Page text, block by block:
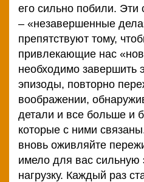
его сильно побили. Эти
– «незавершенные
препятствуют тому,
привлекающие нас
необходимо завершить
эпизоды, повторно
воображении,
детали и все больше и
которые с ними
вновь оживляйте
имело для вас сильную
нагрузку. Каждый раз